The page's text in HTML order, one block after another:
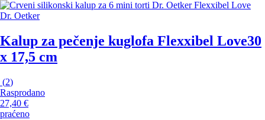
Dr. Oetker
Kalup za pečenje kuglofa Flexxibel Love30
x 17,5 cm
(2)
Rasprodano
27,40 €
praćeno